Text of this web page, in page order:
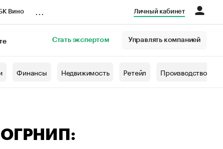
Вино Личный кабинет
Стать экспертом Управлять компанией
Финансы Недвижимость Ретейл Производство
ОГРНИП: